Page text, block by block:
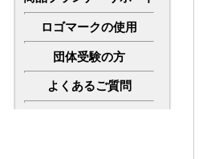
ロゴマークの使用
団体受験の方
よくあるご質問